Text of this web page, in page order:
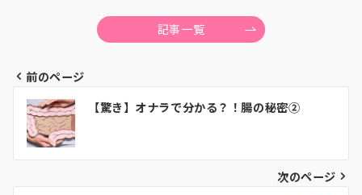
記事一覧
投
稿
ナ
ビ
前のページ
【驚き】オナラで分かる？！腸の秘密②
次のページ